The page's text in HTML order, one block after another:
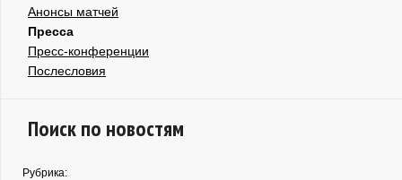
Анонсы матчей
Пресса
Пресс-конференции
Послесловия
Поиск по новостям
Рубрика: